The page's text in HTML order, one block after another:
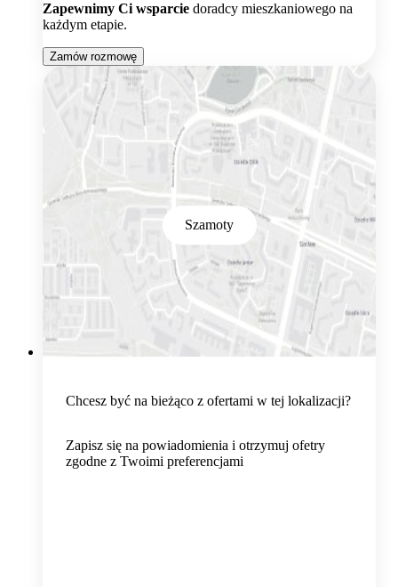
Zapewnimy Ci wsparcie doradcy mieszkaniowego na
każdym etapie.
Zamów rozmowę
Szamoty
Chcesz być na bieżąco z ofertami w tej lokalizacji?
Zapisz się na powiadomienia i otrzymuj ofetry
zgodne z Twoimi preferencjami